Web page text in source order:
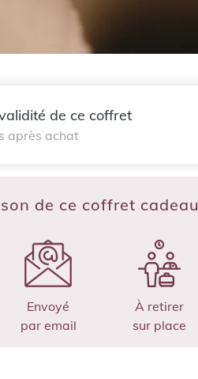
de ce coffret
après achat
de ce coffret cadeau
Envoyé
par email
À retirer
sur place